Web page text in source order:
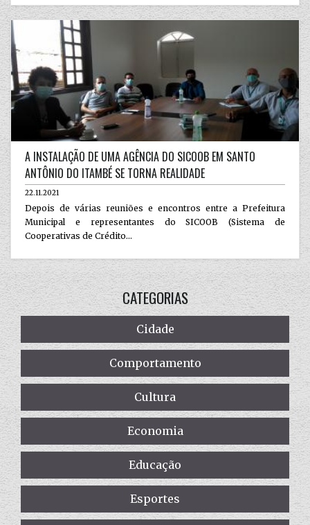
A INSTALAÇÃO DE UMA AGÊNCIA DO SICOOB EM SANTO
ANTÔNIO DO ITAMBÉ SE TORNA REALIDADE
22.11.2021
Depois de várias reuniões e encontros entre a Prefeitura
Municipal e representantes do SICOOB (Sistema de
Cooperativas de Crédito...
CATEGORIAS
Cidade
Comportamento
Cultura
Economia
Educação
Esportes